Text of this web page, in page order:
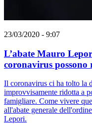
23/03/2020 - 9:07
L’abate Mauro
coronavirus
Il coronavirus ci ha tolto la
improvvisamente ridotta a
famigliare. Come vivere
all'abate generale
Lepori.